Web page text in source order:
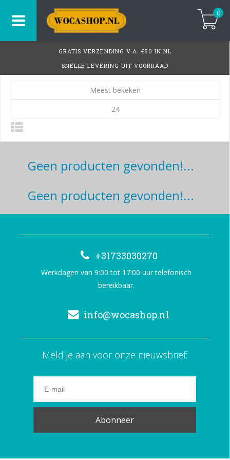
0
GRATIS VERZENDING V.A. €50 IN NL
SNELLE LEVERING UIT VOORRAAD
Meest bekeken
24
Geen producten gevonden!...
Geen producten gevonden!...
+31733030270
Werkdagen van 9:00 tot 17:00 uur telefonisch
bereikbaar.
info@wocashop.nl
Meld je aan voor onze nieuwsbrief:
Abonneer